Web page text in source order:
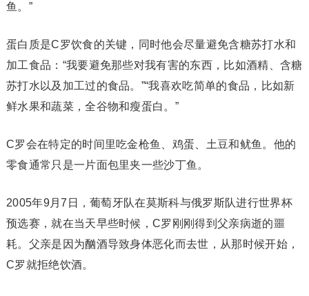
鱼。”
蛋白质是C罗饮食的关键，同时他会尽量避免含糖苏打水和
加工食品：“我要避免那些对我有害的东西，比如酒精、含糖
苏打水以及加工过的食品。”“我喜欢吃简单的食品，比如新
鲜水果和蔬菜，全谷物和瘦蛋白。”
C罗会在特定的时间里吃金枪鱼、鸡蛋、土豆和鱿鱼。他的
零食通常只是一片面包里夹一些沙丁鱼。
2005年9月7日，葡萄牙队在莫斯科与俄罗斯队进行世界杯
预选赛，就在当天早些时候，C罗刚刚得到父亲病逝的噩
耗。父亲是因为酗酒导致身体恶化而去世，从那时候开始，
C罗就拒绝饮酒。